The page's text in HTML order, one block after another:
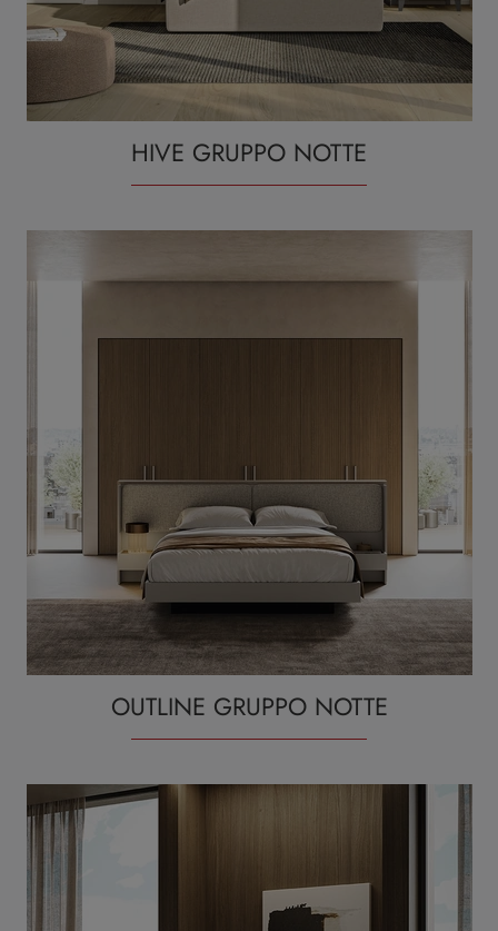
HIVE GRUPPO NOTTE
OUTLINE GRUPPO NOTTE